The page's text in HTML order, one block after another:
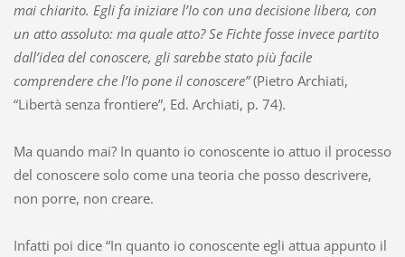
mai chiarito. Egli fa iniziare l’Io con una decisione libera, con
un atto assoluto: ma quale atto? Se Fichte fosse invece partito
dall’idea del conoscere, gli sarebbe stato più facile
comprendere che l’Io pone il conoscere”(Pietro Archiati,
“Libertà senza frontiere”, Ed. Archiati, p. 74).
Ma quando mai? In quanto io conoscente io attuo il processo
del conoscere solo come una teoria che posso descrivere,
non porre, non creare.
Infatti poi dice “In quanto io conoscente egli attua appunto il